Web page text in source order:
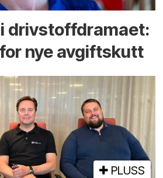
drivstoffdramaet:
nye avgiftskutt
PLUSS